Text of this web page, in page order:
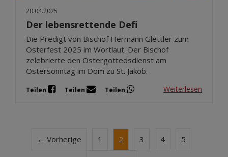
20.04.2025
Der lebensrettende Defi
Die Predigt von Bischof Hermann Glettler zum
Osterfest 2025 im Wortlaut. Der Bischof
zelebrierte den Ostergottedsdienst am
Ostersonntag im Dom zu St. Jakob.
Teilen Teilen Teilen Weiterlesen
← Vorherige 1 2 3 4 5